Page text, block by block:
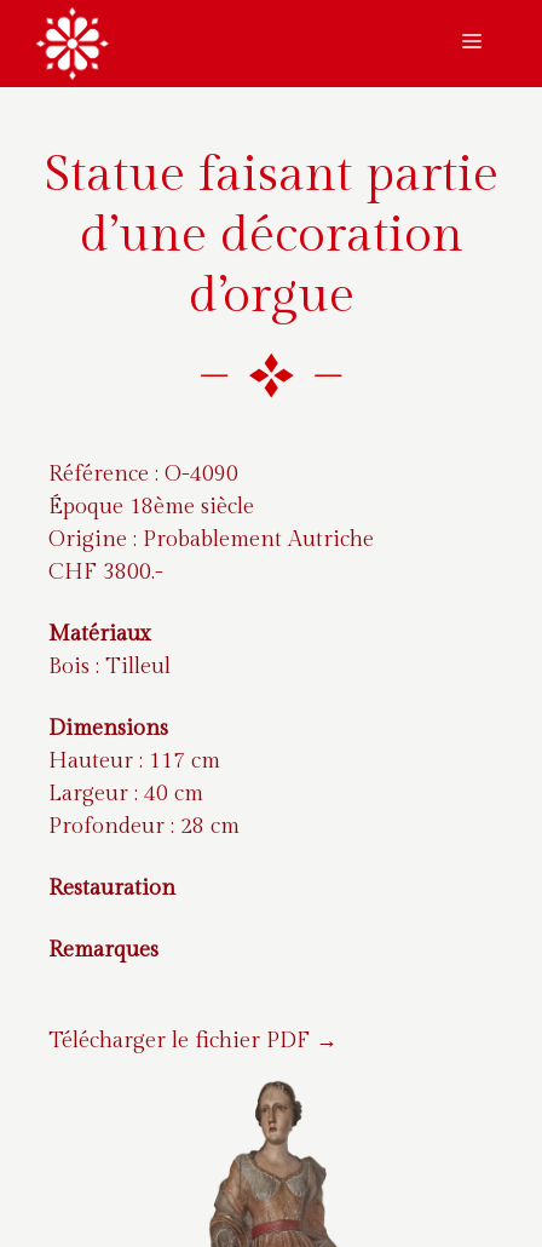
contenu
Menu
Statue faisant partie
d’une décoration
d’orgue
Référence : O-4090
Époque 18ème siècle
Origine : Probablement Autriche
CHF 3800.-
Matériaux
Bois : Tilleul
Dimensions
Hauteur : 117 cm
Largeur : 40 cm
Profondeur : 28 cm
Restauration
Remarques
Télécharger le fichier PDF →